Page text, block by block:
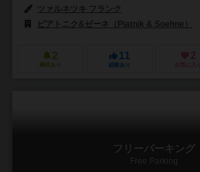
ツァルネツキ フランク
ピアトニク&ゼーネ（Piatnik & Soehne）
2
興味あり
11
経験あり
2
お気に入り
フリーパーキング
Free Parking